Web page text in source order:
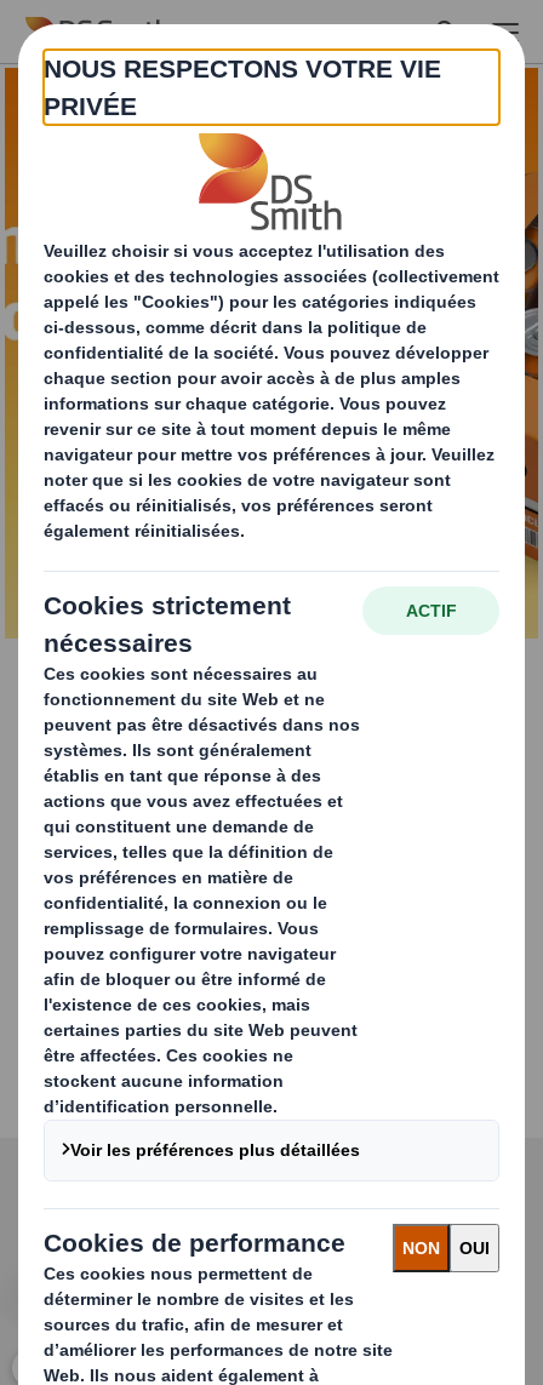
Skip to main content
DS Smith Round Wrap
CONTACTEZ-NOUS
Voici une solution d'emballage haut de gamme et durable
pour les lots multiples qui ne fait pas l'impasse sur la
qualité... bien au contraire !
La solutionRound Wrap de DS Smith s'appuie sur la
technologie Arcwise®pour créer des angles arrondis à
partir de carton ondulé.
Round Wrap vous permet non seulement de vous
démarquer et d'offrir un aspect haut de gamme en rayon,
mais aussi de réduire les émissions de CO₂e jusqu'à 24 %.
Cette solution d'emballage enveloppant convient aux
bouteilles et aux canettes, et a fait ses preuves sur de
nombreuses lignes d'emballage.
Carousel. Use previous and next buttons to move
Cliquez pour agrandir l’image